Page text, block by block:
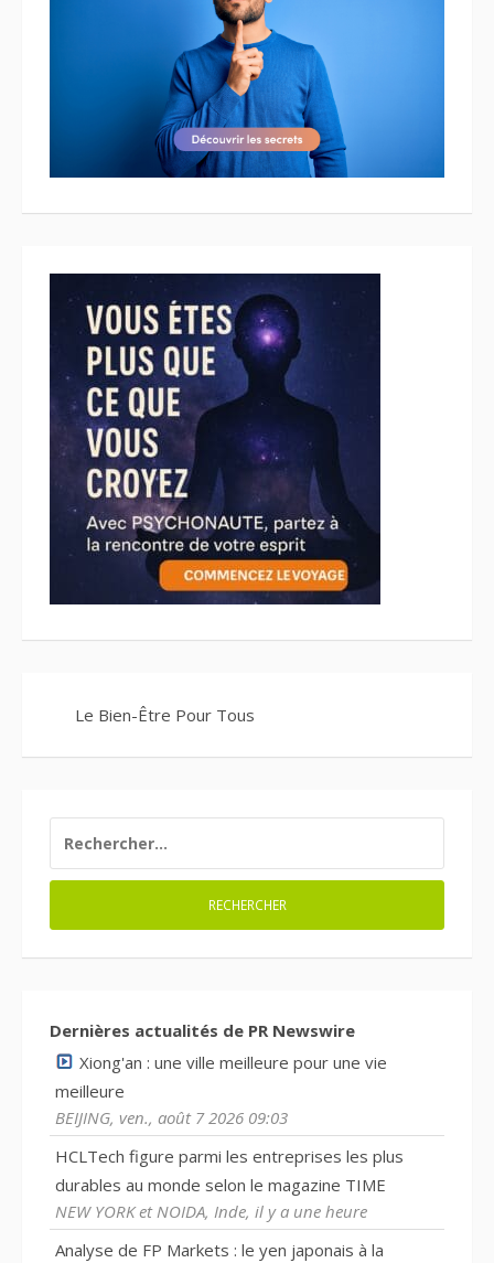
Le Bien-Être Pour Tous
Dernières actualités de PR Newswire
Xiong'an : une ville meilleure pour une vie
meilleure
BEIJING, ven., août 7 2026 09:03
HCLTech figure parmi les entreprises les plus
durables au monde selon le magazine TIME
NEW YORK et NOIDA, Inde, il y a une heure
Analyse de FP Markets : le yen japonais à la